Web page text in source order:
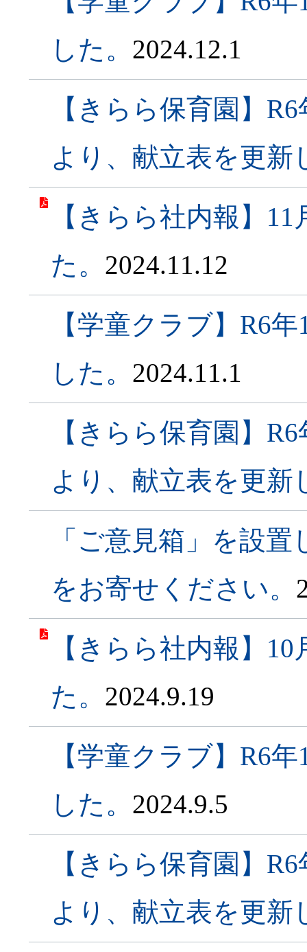
した。 2024.12.1
【きらら保育園】
より、献立表を更新
【きらら社内報】
た。 2024.11.12
【学童クラブ】R6
した。 2024.11.1
【きらら保育園】
より、献立表を更新
「ご意見箱」を設
をお寄せください。
【きらら社内報】
た。 2024.9.19
【学童クラブ】R6
した。 2024.9.5
【きらら保育園】
より、献立表を更新